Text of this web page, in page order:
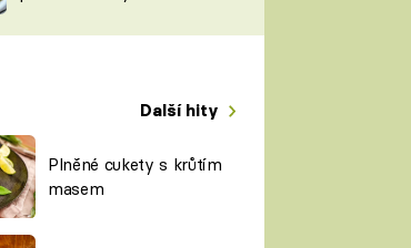
Další hity
Plněné cukety s krůtím
masem